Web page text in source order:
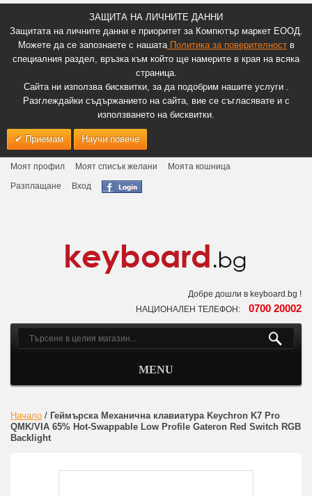
ЗАЩИТА НА ЛИЧНИТЕ ДАННИ
Защитата на личните данни е приоритет за Компютър маркет ЕООД.
Можете да се запознаете с нашатаПолитика за поверителноств
специалния раздел, връзка към който ще намерите в края на всяка
страница.
Сайта ни използва бисквитки, за да подобрим нашите услуги .
Разглеждайки съдържанието на сайта, вие се съгласявате и с
използването на бисквитки.
Приемам Научи повече
Моят профил Моят списък желани
Моята кошница
Разплащане
Вход
Добре дошли в keyboard.bg !
НАЦИОНАЛЕН ТЕЛЕФОН: 0700 20002
MENU
Начало / Геймърска Механична клавиатура Keychron K7 Pro
QMK/VIA 65% Hot-Swappable Low Profile Gateron Red Switch RGB
Backlight